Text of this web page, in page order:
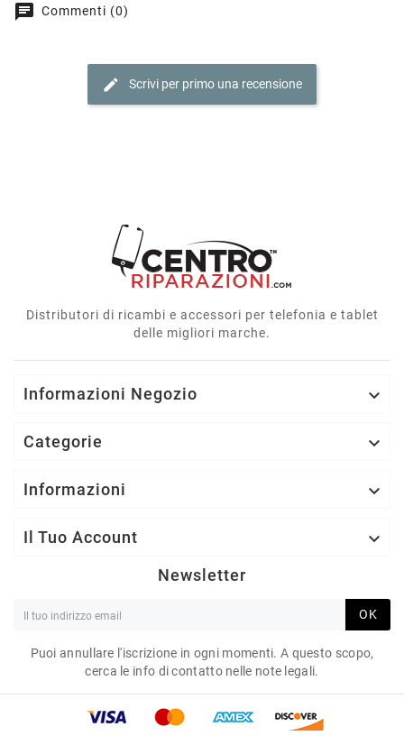
chat Commenti (0)
edit Scrivi per primo una recensione
Distributori di ricambi e accessori per telefonia e tablet
delle migliori marche.
Informazioni Negozio 
Categorie 
Informazioni 
Il Tuo Account 
Newsletter
OK
Puoi annullare l'iscrizione in ogni momenti. A questo scopo,
cerca le info di contatto nelle note legali.